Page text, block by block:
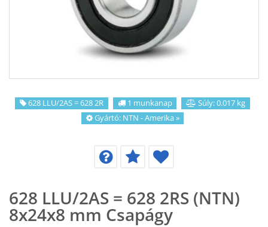
628 LLU/2AS = 628 2R 1 munkanap
Súly: 0.017 kg
Gyártó: NTN - Amerika»
628 LLU/2AS = 628 2RS (NTN)
8x24x8 mm Csapágy